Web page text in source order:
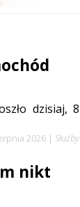
dzisiaj, 8
2026 | Służby
nikt